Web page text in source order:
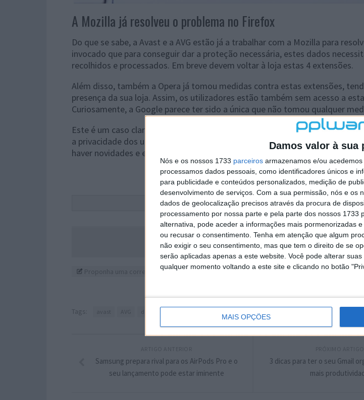
Damos valor à sua
Nós e os nossos 1733 parceiros armazenamos e/ou
processamos dados pessoais, como identificadores únicos e
para publicidade e conteúdos personalizados, medição de
desenvolvimento de serviços. Com a sua permissão, nós e os
dados de geolocalização precisos através da procura de
processamento por nossa parte e pela parte dos nossos 1733
alternativa, pode aceder a informações mais pormenorizadas
ou recusar o consentimento. Tenha em atenção que algum
não exigir o seu consentimento, mas que tem o direito de se
serão aplicadas apenas a este website. Você pode alterar
qualquer momento voltando a este site e clicando no botão
MAIS OPÇÕES
A Mozilla já resolveu o problema no Firefox
Do que se sabe, a Avast e a AVG estão já a trabalhar com a Mozilla para
invocado que para conseguir dar a proteção necessária, estes dados
recolhidos e processados. Em breve devem voltar à loja estas 4 extensões.
Além disso, também a Opera já tomou medidas contra estas extensões,
presença da sua loja. Assim, os utilizadores estão também sem acesso a
Curiosamente, a Google parece ter sido a única que não tomou qualquer
Este é um caso claro em que os dados parecem ser necessários. No entanto,
a privacidade dos utilizadores e até as regras dos próprios browsers. Nos
haver novidades e este caso será posteriormente esclarecido.
Este artigo tem mais de um ano
Acompanhe o Pplware no Google Notícias
Proponha uma correção, faça uma sugestão
Tags: dados
3 dicas para ter o seu Gmail
mais
Samsung prepara rival para os AirPods Pro e o
seu lançamento pode estar iminente